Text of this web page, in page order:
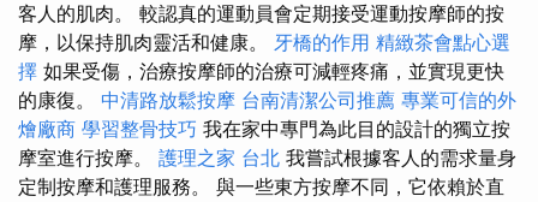
客人的肌肉。 較認真的運動員會定期接受運動按摩師的按
摩，以保持肌肉靈活和健康。 牙橋的作用 精緻茶會點心選
擇 如果受傷，治療按摩師的治療可減輕疼痛，並實現更快
的康復。 中清路放鬆按摩 台南清潔公司推薦 專業可信的外
燴廠商 學習整骨技巧 我在家中專門為此目的設計的獨立按
摩室進行按摩。 護理之家 台北 我嘗試根據客人的需求量身
定制按摩和護理服務。 與一些東方按摩不同，它依賴於直